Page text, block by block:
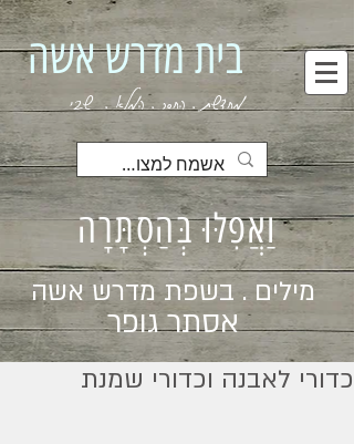
בית מדרש אשה
מחדשת . החסר . המלא . שבי
וַאֲפִלּוּ בְּהַסְתָּרָה
מילים . בשפת מדרש אשה
אסתר גופר
כדורי לאבנה וכדורי שמנת